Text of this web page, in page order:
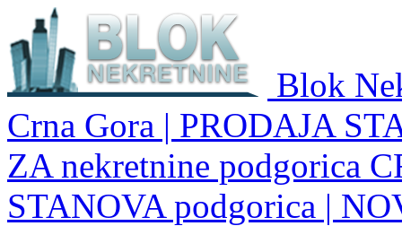
Blok
Crna Gora | PRODAJA
ZA nekretnine podgorica
STANOVA podgorica |